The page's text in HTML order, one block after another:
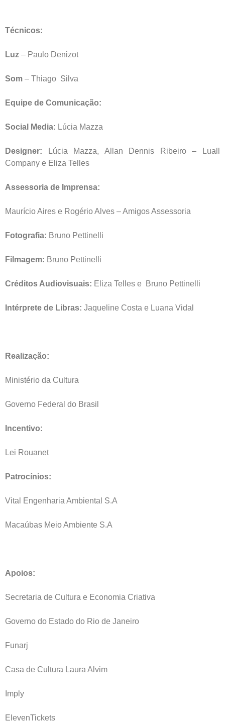
Técnicos:
Luz – Paulo Denizot
Som – Thiago Silva
Equipe de Comunicação:
Social Media: Lúcia Mazza
Designer: Lúcia Mazza, Allan Dennis Ribeiro – Luall
Company e Eliza Telles
Assessoria de Imprensa:
Maurício Aires e Rogério Alves – Amigos Assessoria
Fotografia: Bruno Pettinelli
Filmagem: Bruno Pettinelli
Créditos Audiovisuais: Eliza Telles e Bruno Pettinelli
Intérprete de Libras: Jaqueline Costa e Luana Vidal
Realização:
Ministério da Cultura
Governo Federal do Brasil
Incentivo:
Lei Rouanet
Patrocínios:
Vital Engenharia Ambiental S.A
Macaúbas Meio Ambiente S.A
Apoios:
Secretaria de Cultura e Economia Criativa
Governo do Estado do Rio de Janeiro
Funarj
Casa de Cultura Laura Alvim
Imply
ElevenTickets